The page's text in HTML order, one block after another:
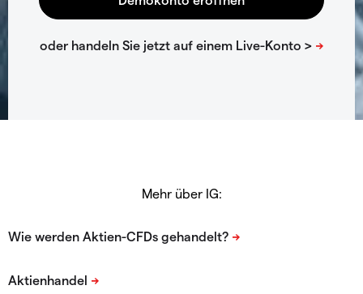
Mehr über IG: